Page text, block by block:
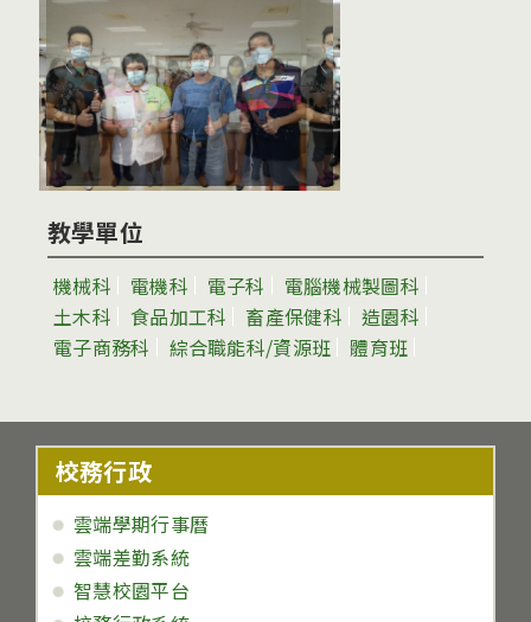
教學單位
機械科 電機科 電子科
電腦機械製圖科
土木科
食品加工科 畜產保健科
造園科
電子商務科
綜合職能科/資源班 體育班
校務行政
雲端學期行事曆
雲端差勤系統
智慧校園平台